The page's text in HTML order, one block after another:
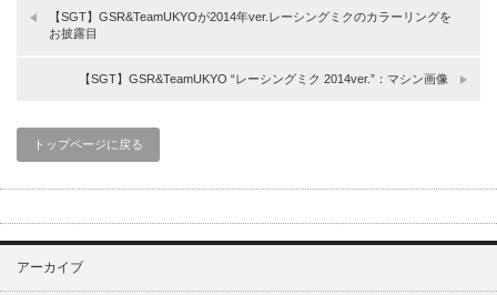
【SGT】GSR&TeamUKYOが2014年ver.レーシングミクのカラーリングを
お披露目
【SGT】GSR&TeamUKYO “レーシングミク 2014ver.”：マシン画像
トップページに戻る
アーカイブ